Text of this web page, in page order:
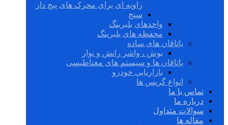
زاویه ای برای محرک های پیچ دار
سنج
واحدهای بلبرینگ
محفظه های بلبرینگ
یاتاقان های ساده
بوش ، واشر رانش و نوار
یاتاقان ها و سیستم های مغناطیسی
بازاریابی خودرو
انواع گریس ها
تماس با ما
درباره ما
سوالات متداول
مقاله ها